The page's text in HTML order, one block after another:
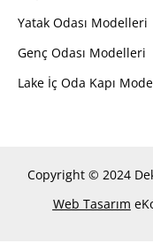
Yatak Odası Modelleri
Genç Odası Modelleri
Lake İç Oda Kapı
Copyright © 2024
Web Tasarım